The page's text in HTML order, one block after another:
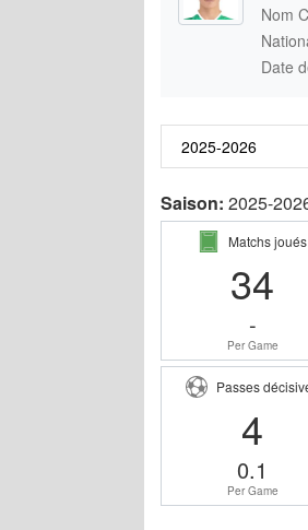
Nom
Date
Saison: 2025-
Matchs joués
34
-
Per Game
Passes
4
0.1
Per Game